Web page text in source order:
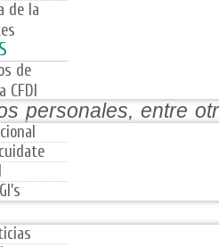
de la
de
CFDI
de
servicios, servicios
denuncias,
personales, entre
que presta la
que serán